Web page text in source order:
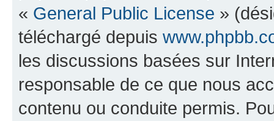
« General Public License »
téléchargé depuis
les discussions basées sur
responsable de ce que nous
contenu ou conduite permis.